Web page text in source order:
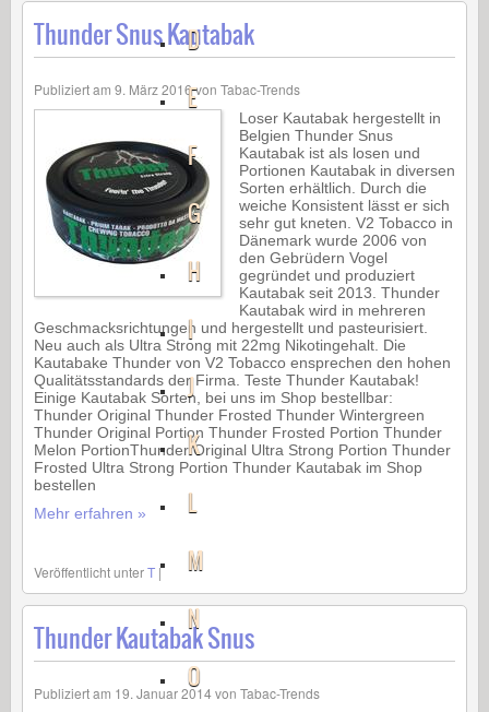
D
E
F
G
H
I
J
K
L
M
N
O
Thunder Snus Kautabak
Publiziert am 9. März 2016von Tabac-Trends
Loser Kautabak hergestellt in
Belgien Thunder Snus
Kautabak ist als losen und
Portionen Kautabak in diversen
Sorten erhältlich. Durch die
weiche Konsistent lässt er sich
sehr gut kneten. V2 Tobacco in
Dänemark wurde 2006 von
den Gebrüdern Vogel
gegründet und produziert
Kautabak seit 2013. Thunder
Kautabak wird in mehreren
Geschmacksrichtungen und hergestellt und pasteurisiert.
Neu auch als Ultra Strong mit 22mg Nikotingehalt. Die
Kautabake Thunder von V2 Tobacco ensprechen den hohen
Qualitätsstandards der Firma. Teste Thunder Kautabak!
Einige Kautabak Sorten, bei uns im Shop bestellbar:
Thunder Original Thunder Frosted Thunder Wintergreen
Thunder Original Portion Thunder Frosted Portion Thunder
Melon PortionThunder Original Ultra Strong Portion Thunder
Frosted Ultra Strong Portion Thunder Kautabak im Shop
bestellen
Mehr erfahren »
Veröffentlicht unterT |
Thunder Kautabak Snus
Publiziert am 19. Januar 2014von Tabac-Trends